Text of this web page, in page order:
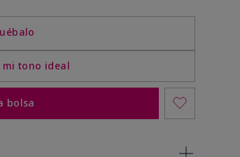
mi tono ideal
bolsa